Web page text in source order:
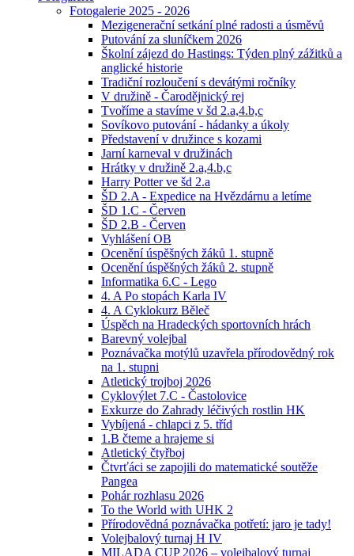
Fotogalerie 2025 - 2026
Mezigenerační setkání plné radosti a úsměvů
Putování za sluníčkem 2026
Školní zájezd do Hastings: Týden plný zážitků a
anglické historie
Tradiční rozloučení s devátými ročníky
V družině - Čarodějnický rej
Tvoříme a stavíme v šd 2.a,4.b,c
Sovíkovo putování - hádanky a úkoly
Představení v družince s kozami
Jarní karneval v družinách
Hrátky v družině 2.a,4.b,c
Harry Potter ve šd 2.a
ŠD 2.A - Expedice na Hvězdárnu a letíme
ŠD 1.C - Červen
ŠD 2.B - Červen
Vyhlášení OB
Ocenění úspěšných žáků 1. stupně
Ocenění úspěšných žáků 2. stupně
Informatika 6.C - Lego
4. A Po stopách Karla IV
4. A Cyklokurz Běleč
Úspěch na Hradeckých sportovních hrách
Barevný volejbal
Poznávačka motýlů uzavřela přírodovědný rok
na 1. stupni
Atletický trojboj 2026
Cyklovýlet 7.C - Častolovice
Exkurze do Zahrady léčivých rostlin HK
Vybíjená - chlapci z 5. tříd
1.B čteme a hrajeme si
Atletický čtyřboj
Čtvrťáci se zapojili do matematické soutěže
Pangea
Pohár rozhlasu 2026
To the World with UHK 2
Přírodovědná poznávačka potřetí: jaro je tady!
Volejbalový turnaj H IV
MILADA CUP 2026 – volejbalový turnaj